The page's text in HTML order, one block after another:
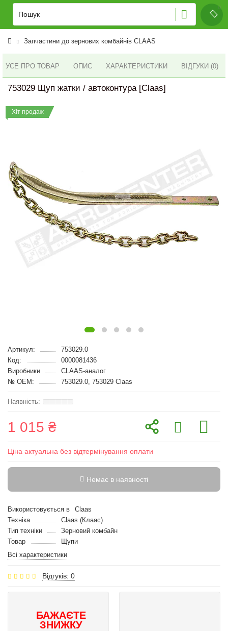
Запчастини до зернових комбайнів CLAAS
УСЕ ПРО ТОВАР ОПИС ХАРАКТЕРИСТИКИ ВІДГУКИ (0)
753029 Щуп жатки / автоконтура [Claas]
Хіт продаж
Артикул:
753029.0
Код:
0000081436
Виробники
CLAAS-аналог
№ OEM:
753029.0, 753029 Claas
1 015 ₴
Ціна актуальна без відтермінування оплати
Немає в наявності
Використовується в
Claas
Техніка
Claas (Клаас)
Тип техніки
Зерновий комбайн
Товар
Щупи
Всі характеристики
Відгуків: 0
БАЖАЄТЕ
ЗНИЖКУ